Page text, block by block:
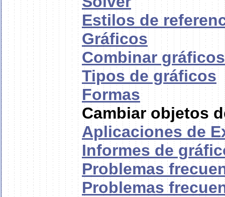
Estilos de
Gráficos
Combinar gráficos
Tipos de gráficos
Formas
Cambiar objetos
Aplicaciones de
Informes de
Problemas
Problemas